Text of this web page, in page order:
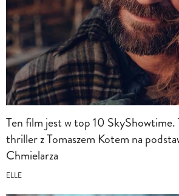
Ten film jest w top 10 SkyShowtime.
thriller z Tomaszem Kotem na
Chmielarza
ELLE